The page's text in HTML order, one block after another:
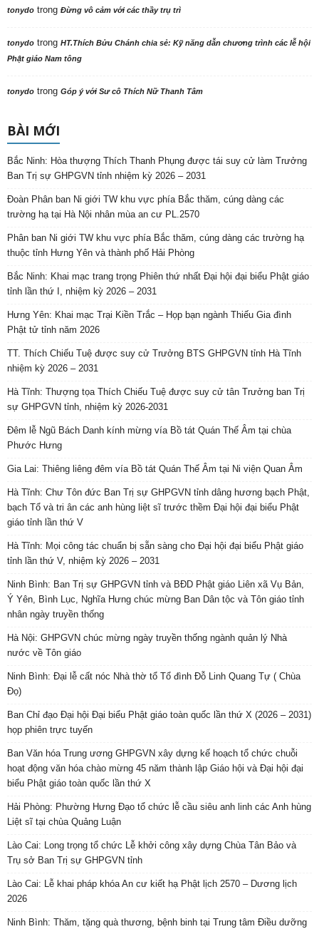
tonydo trong Đừng vô cảm với các thầy trụ trì
tonydo trong HT.Thích Bửu Chánh chia sẻ: Kỹ năng dẫn chương trình các lễ hội
Phật giáo Nam tông
tonydo trong Góp ý với Sư cô Thích Nữ Thanh Tâm
BÀI MỚI
Bắc Ninh: Hòa thượng Thích Thanh Phụng được tái suy cử làm Trưởng
Ban Trị sự GHPGVN tỉnh nhiệm kỳ 2026 – 2031
Đoàn Phân ban Ni giới TW khu vực phía Bắc thăm, cúng dàng các
trường hạ tại Hà Nội nhân mùa an cư PL.2570
Phân ban Ni giới TW khu vực phía Bắc thăm, cúng dàng các trường hạ
thuộc tỉnh Hưng Yên và thành phố Hải Phòng
Bắc Ninh: Khai mạc trang trọng Phiên thứ nhất Đại hội đại biểu Phật giáo
tỉnh lần thứ I, nhiệm kỳ 2026 – 2031
Hưng Yên: Khai mạc Trại Kiền Trắc – Họp bạn ngành Thiếu Gia đình
Phật tử tỉnh năm 2026
TT. Thích Chiếu Tuệ được suy cử Trưởng BTS GHPGVN tỉnh Hà Tĩnh
nhiệm kỳ 2026 – 2031
Hà Tĩnh: Thượng tọa Thích Chiếu Tuệ được suy cử tân Trưởng ban Trị
sự GHPGVN tỉnh, nhiệm kỳ 2026-2031
Đêm lễ Ngũ Bách Danh kính mừng vía Bồ tát Quán Thế Âm tại chùa
Phước Hưng
Gia Lai: Thiêng liêng đêm vía Bồ tát Quán Thế Âm tại Ni viện Quan Âm
Hà Tĩnh: Chư Tôn đức Ban Trị sự GHPGVN tỉnh dâng hương bạch Phật,
bạch Tổ và tri ân các anh hùng liệt sĩ trước thềm Đại hội đại biểu Phật
giáo tỉnh lần thứ V
Hà Tĩnh: Mọi công tác chuẩn bị sẵn sàng cho Đại hội đại biểu Phật giáo
tỉnh lần thứ V, nhiệm kỳ 2026 – 2031
Ninh Bình: Ban Trị sự GHPGVN tỉnh và BĐD Phật giáo Liên xã Vụ Bản,
Ý Yên, Bình Lục, Nghĩa Hưng chúc mừng Ban Dân tộc và Tôn giáo tỉnh
nhân ngày truyền thống
Hà Nội: GHPGVN chúc mừng ngày truyền thống ngành quản lý Nhà
nước về Tôn giáo
Ninh Bình: Đại lễ cất nóc Nhà thờ tổ Tổ đình Đỗ Linh Quang Tự ( Chùa
Đọ)
Ban Chỉ đạo Đại hội Đại biểu Phật giáo toàn quốc lần thứ X (2026 – 2031)
họp phiên trực tuyến
Ban Văn hóa Trung ương GHPGVN xây dựng kế hoạch tổ chức chuỗi
hoạt động văn hóa chào mừng 45 năm thành lập Giáo hội và Đại hội đại
biểu Phật giáo toàn quốc lần thứ X
Hải Phòng: Phường Hưng Đạo tổ chức lễ cầu siêu anh linh các Anh hùng
Liệt sĩ tại chùa Quảng Luận
Lào Cai: Long trọng tổ chức Lễ khởi công xây dựng Chùa Tân Bảo và
Trụ sở Ban Trị sự GHPGVN tỉnh
Lào Cai: Lễ khai pháp khóa An cư kiết hạ Phật lịch 2570 – Dương lịch
2026
Ninh Bình: Thăm, tặng quà thương, bệnh binh tại Trung tâm Điều dưỡng